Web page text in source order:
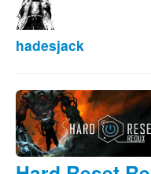
hadesjack